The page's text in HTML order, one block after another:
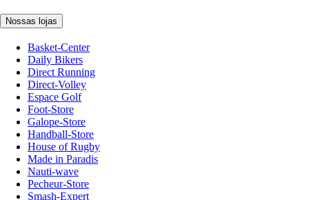
Nossas lojas
Basket-Center
Daily Bikers
Direct Running
Direct-Volley
Espace Golf
Foot-Store
Galope-Store
Handball-Store
House of Rugby
Made in Paradis
Nauti-wave
Pecheur-Store
Smash-Expert